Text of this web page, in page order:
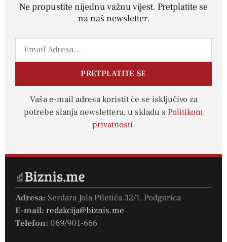
Ne propustite nijednu važnu vijest. Pretplatite se
na naš newsletter.
PRETPLATITE SE
Vaša e-mail adresa koristit će se isključivo za
potrebe slanja newslettera, u skladu s Politikom
privatnosti.
Adresa: Serdara Jola Piletića 32/1, Podgorica
E-mail: redakcija@biznis.me
Telefon: 069/901-666